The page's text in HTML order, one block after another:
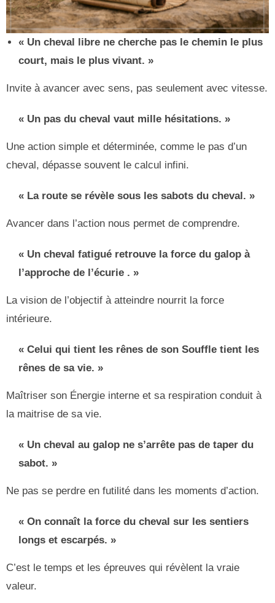
« Un cheval libre ne cherche pas le chemin le plus
court, mais le plus vivant. »
Invite à avancer avec sens, pas seulement avec vitesse.
« Un pas du cheval vaut mille hésitations. »
Une action simple et déterminée, comme le pas d’un
cheval, dépasse souvent le calcul infini.
« La route se révèle sous les sabots du cheval. »
Avancer dans l’action nous permet de comprendre.
« Un cheval fatigué retrouve la force du galop à
l’approche de l’écurie . »
La vision de l’objectif à atteindre nourrit la force
intérieure.
« Celui qui tient les rênes de son Souffle tient les
rênes de sa vie. »
Maîtriser son Énergie interne et sa respiration conduit à
la maitrise de sa vie.
« Un cheval au galop ne s’arrête pas de taper du
sabot. »
Ne pas se perdre en futilité dans les moments d’action.
« On connaît la force du cheval sur les sentiers
longs et escarpés. »
C’est le temps et les épreuves qui révèlent la vraie
valeur.